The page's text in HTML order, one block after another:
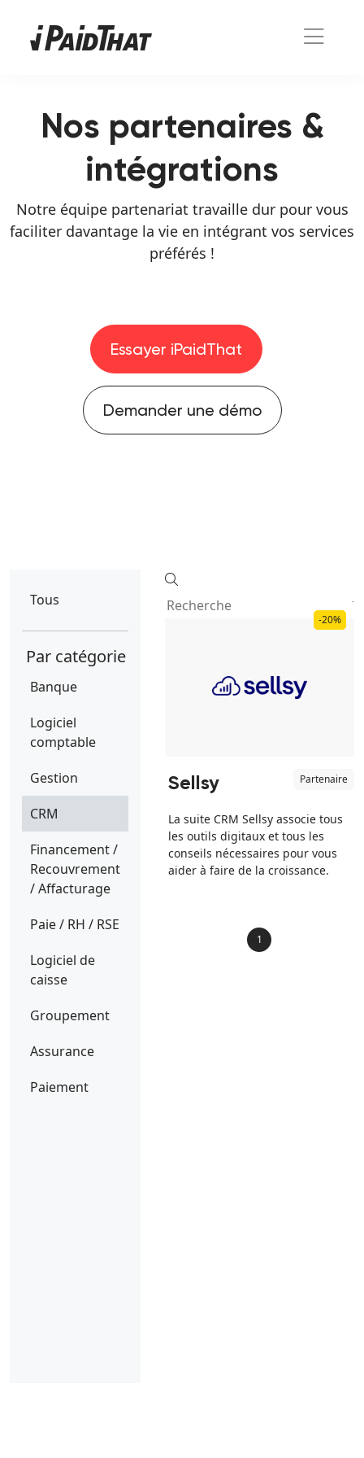
Nos partenaires &
intégrations
Notre équipe partenariat travaille dur pour vous
faciliter davantage la vie en intégrant vos services
préférés !
Essayer iPaidThat
Demander une démo
Tous
Par catégorie
Banque
Logiciel
comptable
Gestion
CRM
Financement /
Recouvrement
/ Affacturage
Paie / RH / RSE
Logiciel de
caisse
Groupement
Assurance
Paiement
-20%
Sellsy Partenaire
La suite CRM Sellsy associe tous
les outils digitaux et tous les
conseils nécessaires pour vous
aider à faire de la croissance.
1